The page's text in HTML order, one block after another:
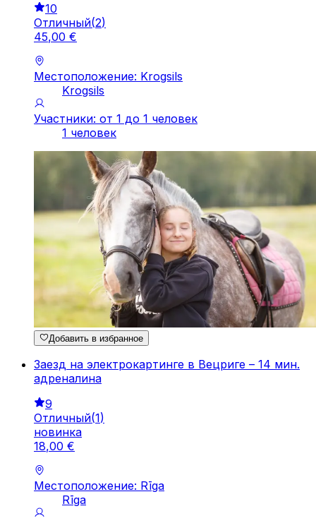
10
Отличный(2)
45,00 €
Местоположение: Krogsils
Krogsils
Участники: от 1 до 1 человек
1 человек
Добавить в избранное
Заезд на электрокартинге в Вецриге – 14 мин.
адреналина
9
Отличный(1)
новинка
18,00 €
Местоположение: Rīga
Rīga